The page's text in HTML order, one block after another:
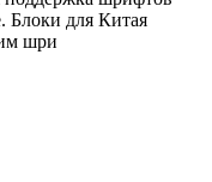
Блоки для Китая
шри